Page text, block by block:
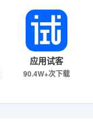
应用试客
90.4W+次下载